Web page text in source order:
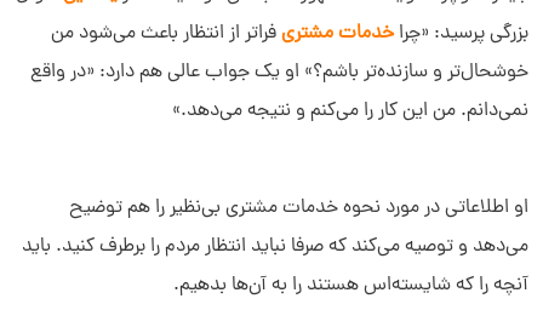
بزرگی پرسید: «چراخدمات مشتریفراتر از انتظار باعث می‌شود من
خوشحال‌تر و سازنده‌تر باشم؟» او یک جواب عالی هم دارد: «در واقع
نمی‌دانم. من این کار را می‌کنم و نتیجه می‌دهد.»
او اطلاعاتی در مورد نحوه خدمات مشتری بی‌نظیر را هم توضیح
می‌دهد و توصیه می‌کند که صرفا نباید انتظار مردم را برطرف کنید. باید
آنچه را که شایسته‌اس هستند را به آن‌ها بدهیم.